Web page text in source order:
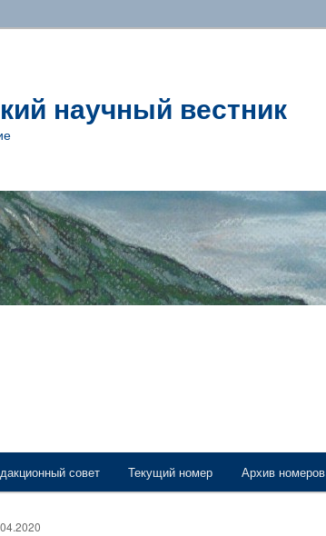
научный вестник
содержимому
совет Текущий номер Архив номеров